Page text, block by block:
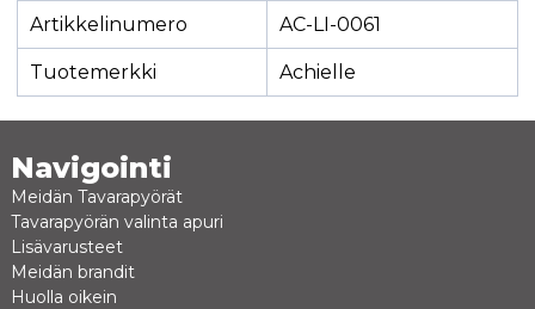
Artikkelinumero AC-LI-0061
Tuotemerkki Achielle
Navigointi
Meidän Tavarapyörät
Tavarapyörän valinta apuri
Lisävarusteet
Meidän brandit
Huolla oikein